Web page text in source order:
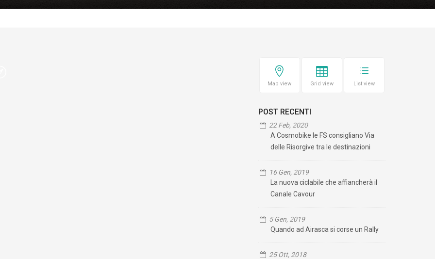
Map view Grid view List view
POST RECENTI
22 Feb, 2020
A Cosmobike le FS consigliano Via
delle Risorgive tra le destinazioni
16 Gen, 2019
La nuova ciclabile che affiancherà il
Canale Cavour
5 Gen, 2019
Quando ad Airasca si corse un Rally
25 Ott, 2018